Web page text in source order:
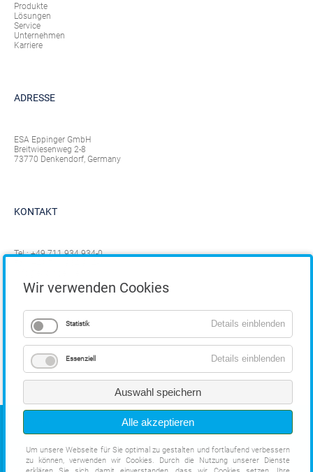
Produkte
Lösungen
Service
Unternehmen
Karriere
ADRESSE
ESA Eppinger GmbH
Breitwiesenweg 2-8
73770 Denkendorf, Germany
KONTAKT
Tel.:+49 711 934 934-0
IMPRESSUM
Wir verwenden Cookies
Statistik Details einblenden
Essenziell Details einblenden
Auswahl speichern
Alle akzeptieren
Um unsere Webseite für Sie optimal zu gestalten und fortlaufend verbessern
zu können, verwenden wir Cookies. Durch die Nutzung unserer Dienste